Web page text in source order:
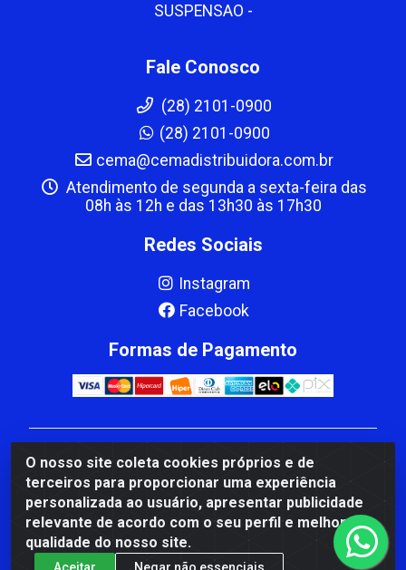
O nosso site coleta cookies próprios e de
terceiros para proporcionar uma experiência
personalizada ao usuário, apresentar publicidade
relevante de acordo com o seu perfil e melhorar a
qualidade do nosso site.
Aceitar Negar não essenciais
SUSPENSAO -
Fale Conosco
(28) 2101-0900
(28) 2101-0900
cema@cemadistribuidora.com.br
Atendimento de segunda a sexta-feira das
08h às 12h e das 13h30 às 17h30
Redes Sociais
Instagram
Facebook
Formas de Pagamento
CBP MACEDO COMERCIO PEÇAS LTDA Matriz - av
Mauro Miranda Madureira, 1249 - Coramara , Cachoeiro
de Itapemirim/ES - CEP 29.311-310 - CNPJ
00.502.680/0001-41